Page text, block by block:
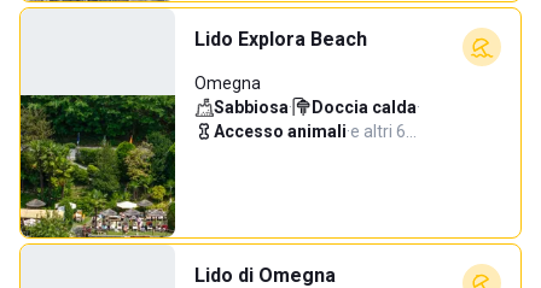
Lido Explora Beach
Omegna
Sabbiosa· Doccia calda·
Accesso animali·e altri 6…
Lido di Omegna